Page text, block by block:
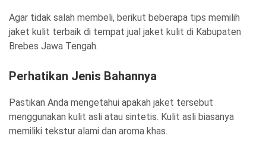
Agar tidak salah membeli, berikut beberapa tips memilih
jaket kulit terbaik di tempat jual jaket kulit di Kabupaten
Brebes Jawa Tengah.
Perhatikan Jenis Bahannya
Pastikan Anda mengetahui apakah jaket tersebut
menggunakan kulit asli atau sintetis. Kulit asli biasanya
memiliki tekstur alami dan aroma khas.